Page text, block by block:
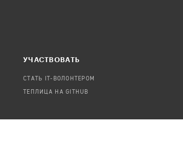
УЧАСТВОВАТЬ
СТАТЬ IT-ВОЛОНТЕРОМ
ТЕПЛИЦА НА GITHUB